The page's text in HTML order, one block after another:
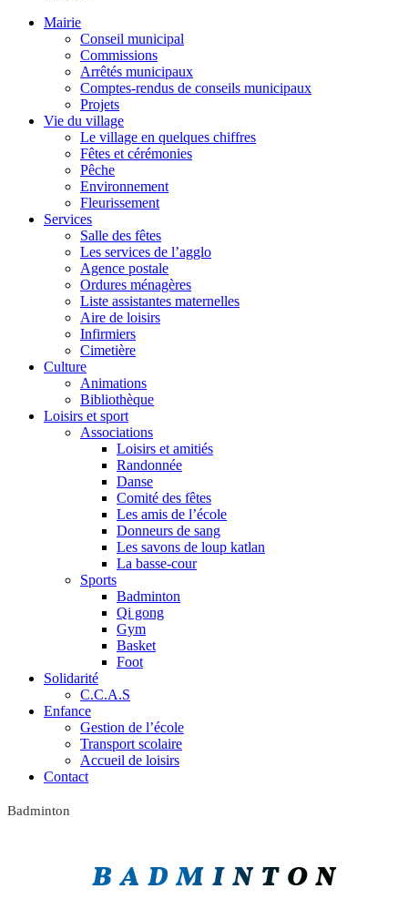
Mairie
Conseil municipal
Commissions
Arrêtés municipaux
Comptes-rendus de conseils municipaux
Projets
Vie du village
Le village en quelques chiffres
Fêtes et cérémonies
Pêche
Environnement
Fleurissement
Services
Salle des fêtes
Les services de l’agglo
Agence postale
Ordures ménagères
Liste assistantes maternelles
Aire de loisirs
Infirmiers
Cimetière
Culture
Animations
Bibliothèque
Loisirs et sport
Associations
Loisirs et amitiés
Randonnée
Danse
Comité des fêtes
Les amis de l’école
Donneurs de sang
Les savons de loup katlan
La basse-cour
Sports
Badminton
Qi gong
Gym
Basket
Foot
Solidarité
C.C.A.S
Enfance
Gestion de l’école
Transport scolaire
Accueil de loisirs
Contact
Badminton
BADMINTON